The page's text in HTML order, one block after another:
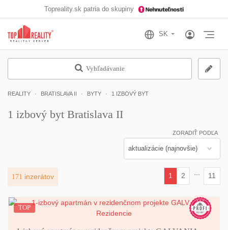
Topreality.sk patria do skupiny
Vyhľadávanie
REALITY BRATISLAVA II BYTY 1 IZBOVÝ BYT
1 izbový byt Bratislava II
ZORADIŤ PODĽA
171 inzerátov
1
2 11
TOP